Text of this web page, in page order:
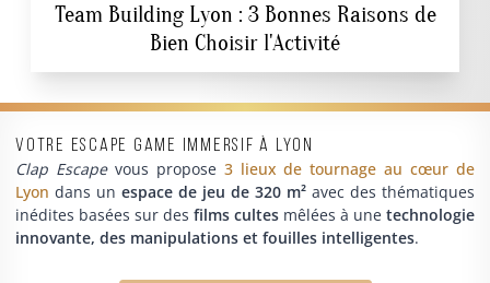
Team Building Lyon : 3 Bonnes Raisons de
Bien Choisir l'Activité
Votre escape game immersif à Lyon
Clap Escapevous propose 3 lieux de tournage au cœur de
Lyon dans un espace de jeu de 320 m² avec des thématiques
inédites basées sur des films cultes mêlées à une technologie
innovante, des manipulations et fouilles intelligentes.